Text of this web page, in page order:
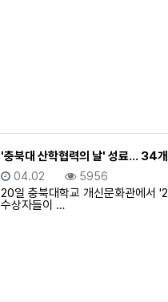
'충북대 산학협력의 날' 성료… 34개
등록일
04.02 조회
5956
20일 충북대학교 개신문화관에서
수상자들이 …